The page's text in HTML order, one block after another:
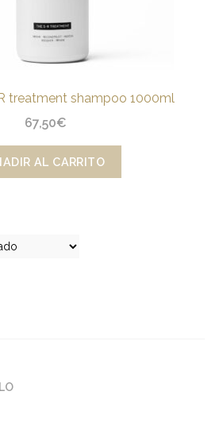
treatment shampoo 1000ml
67,50€
AL CARRITO